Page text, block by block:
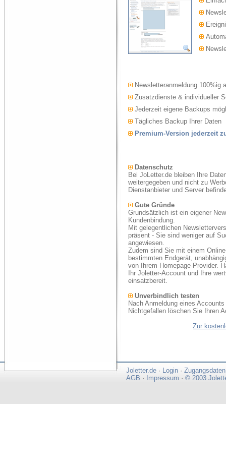
Newsletteranmeldung 100%ig
Zusatzdienste & individueller
Jederzeit eigene Backups
Tägliches Backup Ihrer Daten
Premium-Version jederzeit
Datenschutz
Bei JoLetter.de bleiben Ihre
weitergegeben und nicht zu
Dienstanbieter und Server
Gute Gründe
Grundsätzlich ist ein eigener
Kundenbindung.
Mit gelegentlichen
präsent - Sie sind weniger auf
angewiesen.
Zudem sind Sie mit einem
bestimmten Endgerät,
von Ihrem Homepage-Provider.
Ihr Joletter-Account und Ihre
einsatzbereit.
Unverbindlich testen
Nach Anmeldung eines
Nichtgefallen löschen Sie Ihren
Zur
Joletter.de · Login · Zugangsdaten
AGB · Impressum · © 2003